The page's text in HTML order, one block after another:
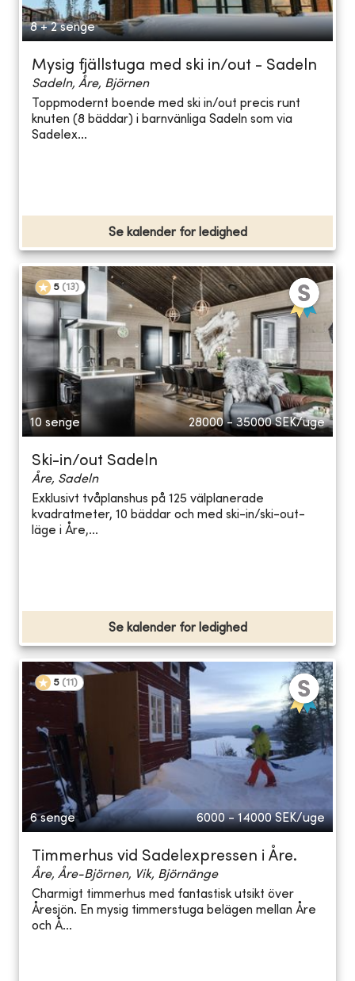
8 + 2 senge
Mysig fjällstuga med ski in/out - Sadeln
Sadeln, Åre, Björnen
Toppmodernt boende med ski in/out precis runt
knuten (8 bäddar) i barnvänliga Sadeln som via
Sadelex...
Se kalender for ledighed
5 (13)
10 senge 28000 - 35000 SEK/uge
Ski-in/out Sadeln
Åre, Sadeln
Exklusivt tvåplanshus på 125 välplanerade
kvadratmeter, 10 bäddar och med ski-in/ski-out-
läge i Åre,...
Se kalender for ledighed
5 (11 )
6 senge 6000 - 14000 SEK/uge
Timmerhus vid Sadelexpressen i Åre.
Åre, Åre-Björnen, Vik, Björnänge
Charmigt timmerhus med fantastisk utsikt över
Åresjön. En mysig timmerstuga belägen mellan Åre
och Å...